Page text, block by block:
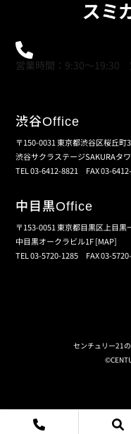
営業時間：9:30～19:30
渋谷Office
〒150-0031 東京都渋谷区桜丘町
渋谷サクラステージSAKURAタ
TEL 03-6412-8821 FAX 03-
中目黒Office
〒153-0051 東京都目黒区上目黒
中目黒オークラビル1F[MAP]
TEL 03-5720-1285 FAX 03-
センチュリー21